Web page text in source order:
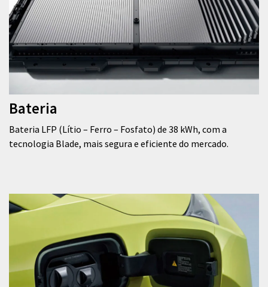
Bateria
Bateria LFP (Lítio – Ferro – Fosfato) de 38 kWh, com a
tecnologia Blade, mais segura e eficiente do mercado.